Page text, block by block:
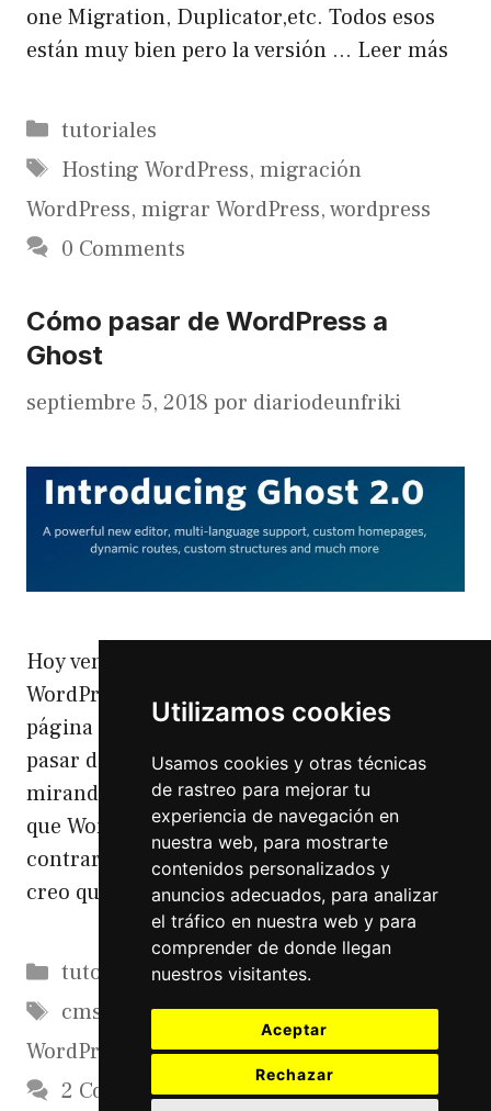
Utilizamos cookies
Usamos cookies y otras técnicas
de rastreo para mejorar tu
experiencia de navegación en
nuestra web, para mostrarte
contenidos personalizados y
anuncios adecuados, para analizar
el tráfico en nuestra web y para
comprender de donde llegan
nuestros visitantes.
Aceptar
Rechazar
one Migration, Duplicator,etc. Todos esos
están muy bien pero la versión … Leer más
Categorías
tutoriales
Etiquetas
Hosting WordPress, migración
WordPress, migrar WordPress,wordpress
0 Comments
Cómo pasar de WordPress a
Ghost
septiembre 5, 2018 por diariodeunfriki
Hoy vengo a contaros cómo pasar de
WordPress a Ghost. En mi caso de una
página con blog realizada con DIVI. cómo
pasar de WordPress a Ghost Llevo tiempo
mirando alternativas a WordPress. Y no es
que WordPress no me guste (todo lo
contrario) sino que para escribir en un blog
creo que ya se …Leer más
Categorías
tutoriales
Etiquetas
cms Ghost,Light Cms,linux,migrar
WordPress
servidores,wordpress
2 Comments